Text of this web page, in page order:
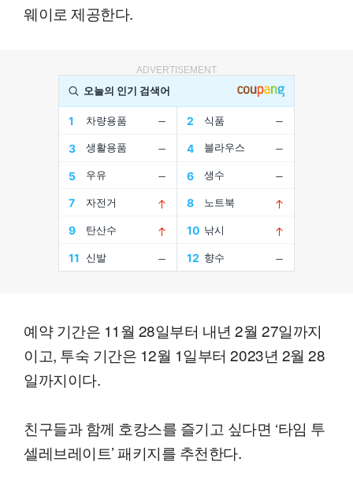
웨이로 제공한다.
ADVERTISEMENT
예약 기간은 11월 28일부터 내년 2월 27일까지
이고, 투숙 기간은 12월 1일부터 2023년 2월 28
일까지이다.
친구들과 함께 호캉스를 즐기고 싶다면 ‘타임 투
셀레브레이트’ 패키지를 추천한다.